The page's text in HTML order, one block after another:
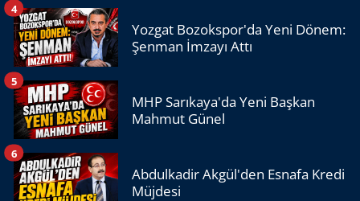
Yozgat Bozokspor'da Yeni Dönem:
Şenman İmzayı Attı
4
MHP Sarıkaya'da Yeni Başkan
Mahmut Günel
5
Abdulkadir Akgül'den Esnafa Kredi
Müjdesi
6